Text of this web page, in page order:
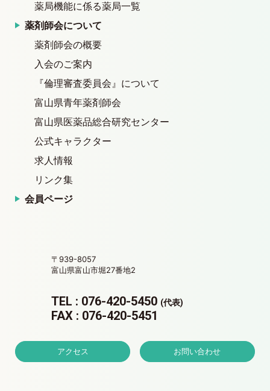
薬局機能に係る薬局一覧
薬剤師会について
薬剤師会の概要
入会のご案内
『倫理審査委員会』について
富山県青年薬剤師会
富山県医薬品総合研究センター
公式キャラクター
求人情報
リンク集
会員ページ
〒939-8057
富山県富山市堀27番地2
TEL : 076-420-5450 (代表)
FAX : 076-420-5451
アクセス お問い合わせ